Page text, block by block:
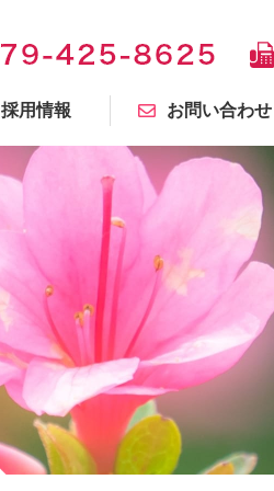
採用情報 お問い合わせ